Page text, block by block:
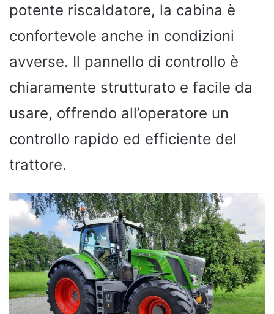
potente riscaldatore, la cabina è
confortevole anche in condizioni
avverse. Il pannello di controllo è
chiaramente strutturato e facile da
usare, offrendo all’operatore un
controllo rapido ed efficiente del
trattore.